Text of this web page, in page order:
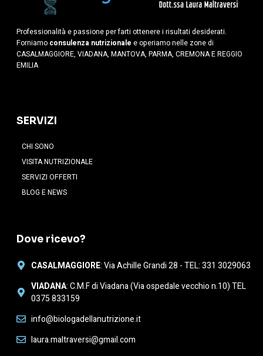
Professionalità e passione per farti ottenere i risultati desiderati.
Forniamo consulenza nutrizionale e operiamo nelle zone di
CASALMAGGIORE, VIADANA, MANTOVA, PARMA, CREMONA E REGGIO
EMILIA
SERVIZI
CHI SONO
VISITA NUTRIZIONALE
SERVIZI OFFERTI
BLOG E NEWS
Dove ricevo?
CASALMAGGIORE: Via Achille Grandi 28 - TEL: 331 3029063
VIADANA: C.M.F di Viadana (Via ospedale vecchio n.10) TEL
0375 833159
info@biologadellanutrizione.it
laura.maltraversi@gmail.com